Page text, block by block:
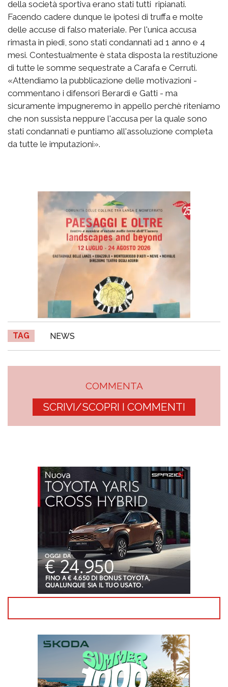
della società sportiva erano stati tutti ripianati.
Facendo cadere dunque le ipotesi di truffa e molte
delle accuse di falso materiale. Per l'unica accusa
rimasta in piedi, sono stati condannati ad 1 anno e 4
mesi. Contestualmente è stata disposta la restituzione
di tutte le somme sequestrate a Carafa e Cerruti.
«Attendiamo la pubblicazione delle motivazioni -
commentano i difensori Berardi e Gatti - ma
sicuramente impugneremo in appello perchè riteniamo
che non sussista neppure l'accusa per la quale sono
stati condannati e puntiamo all'assoluzione completa
da tutte le imputazioni».
TAG NEWS
COMMENTA
SCRIVI/SCOPRI I COMMENTI